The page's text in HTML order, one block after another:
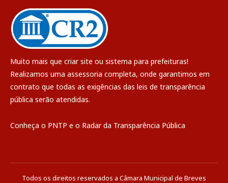
Muito mais que criar site ou sistema para prefeituras!
Realizamos uma assessoria completa, onde garantimos em
contrato que todas as exigências das leis de transparência
pública serão atendidas.
Conheça o PNTP e o Radar da Transparência Pública
Todos os direitos reservados a Câmara Municipal de Breves